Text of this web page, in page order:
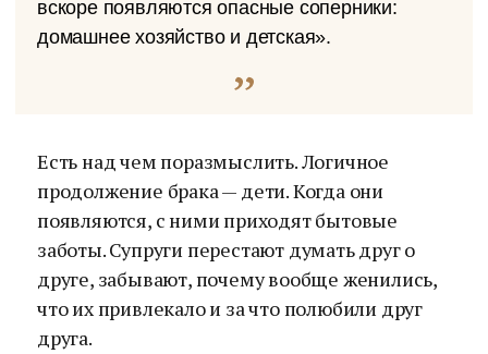
вскоре появляются опасные соперники:
домашнее хозяйство и детская».
Есть над чем поразмыслить. Логичное
продолжение брака — дети. Когда они
появляются, с ними приходят бытовые
заботы. Супруги перестают думать друг о
друге, забывают, почему вообще женились,
что их привлекало и за что полюбили друг
друга.